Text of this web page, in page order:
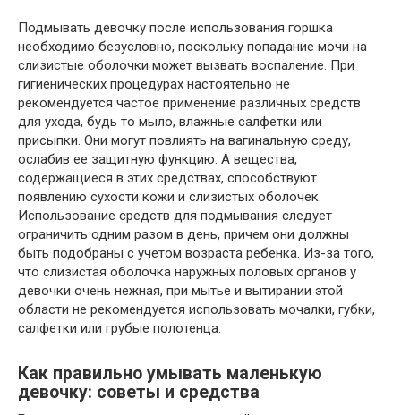
Подмывать девочку после использования горшка
необходимо безусловно, поскольку попадание мочи на
слизистые оболочки может вызвать воспаление. При
гигиенических процедурах настоятельно не
рекомендуется частое применение различных средств
для ухода, будь то мыло, влажные салфетки или
присыпки. Они могут повлиять на вагинальную среду,
ослабив ее защитную функцию. А вещества,
содержащиеся в этих средствах, способствуют
появлению сухости кожи и слизистых оболочек.
Использование средств для подмывания следует
ограничить одним разом в день, причем они должны
быть подобраны с учетом возраста ребенка. Из-за того,
что слизистая оболочка наружных половых органов у
девочки очень нежная, при мытье и вытирании этой
области не рекомендуется использовать мочалки, губки,
салфетки или грубые полотенца.
Как правильно умывать маленькую
девочку: советы и средства